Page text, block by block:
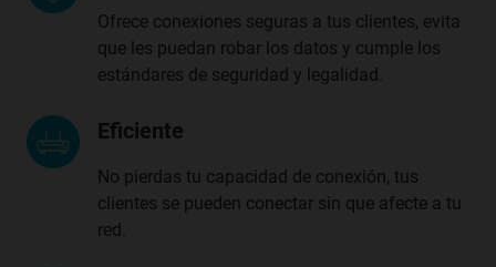
Ofrece conexiones seguras a tus clientes, evita
que les puedan robar los datos y cumple los
estándares de seguridad y legalidad.
Eficiente
No pierdas tu capacidad de conexión, tus
clientes se pueden conectar sin que afecte a tu
red.